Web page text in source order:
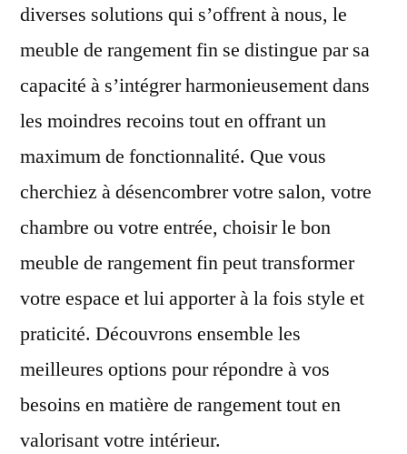
diverses solutions qui s’offrent à nous, le
meuble de rangement fin se distingue par sa
capacité à s’intégrer harmonieusement dans
les moindres recoins tout en offrant un
maximum de fonctionnalité. Que vous
cherchiez à désencombrer votre salon, votre
chambre ou votre entrée, choisir le bon
meuble de rangement fin peut transformer
votre espace et lui apporter à la fois style et
praticité. Découvrons ensemble les
meilleures options pour répondre à vos
besoins en matière de rangement tout en
valorisant votre intérieur.